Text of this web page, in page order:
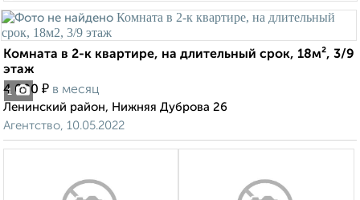
1
Комната в 2-к квартире, на длительный срок, 18м², 3/9
этаж
4 000 ₽ в месяц
Ленинский район, Нижняя Дуброва 26
Агентство, 10.05.2022